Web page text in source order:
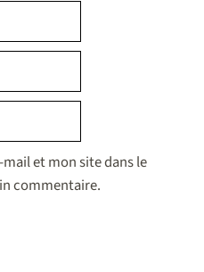
et mon site dans le
commentaire.